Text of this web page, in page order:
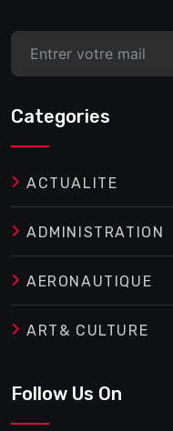
Categories
ACTUALITE
ADMINISTRATION
AERONAUTIQUE
ART& CULTURE
Follow Us On